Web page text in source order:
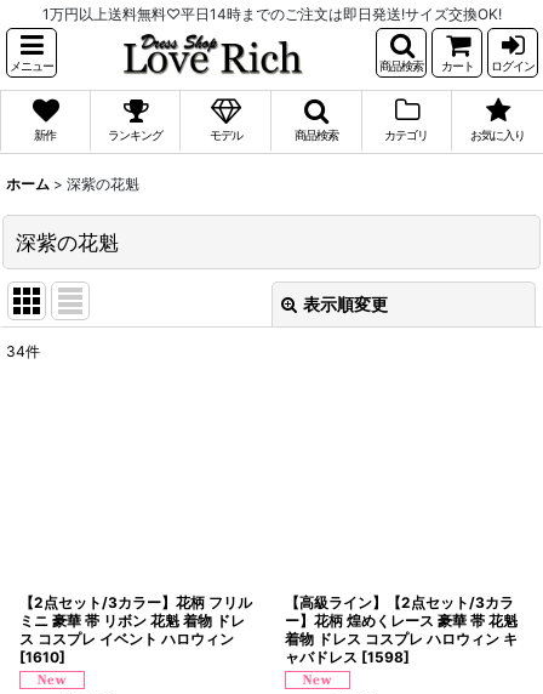
1万円以上送料無料♡平日14時までのご注文は即日発送!サイズ交換OK!
メニュー 商品検索 カート ログイン
新作 ランキング モデル 商品検索 カテゴリ お気に入り
ホーム > 深紫の花魁
深紫の花魁
表示順変更
34件
【2点セット/3カラー】花柄 フリル
ミニ 豪華 帯 リボン 花魁 着物 ドレ
ス コスプレ イベント ハロウィン
[1610]
【高級ライン】【2点セット/3カラ
ー】花柄 煌めくレース 豪華 帯 花魁
着物 ドレス コスプレ ハロウィン キ
ャバドレス [1598]